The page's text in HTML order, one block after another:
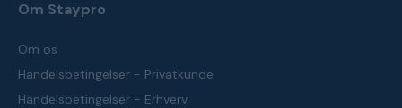
Om Staypro
Om os
Handelsbetingelser - Privatkunde
Handelsbetingelser - Erhverv